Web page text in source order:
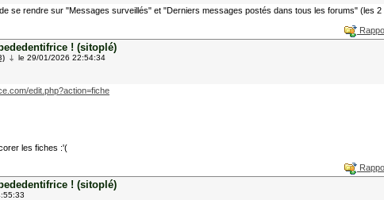
se rendre sur "Messages surveillés" et "Derniers messages postés dans tous les forums" (les
! (sitoplé)
le 29/01/2026 22:54:34
edit.php?action=fiche
les fiches :'(
! (sitoplé)